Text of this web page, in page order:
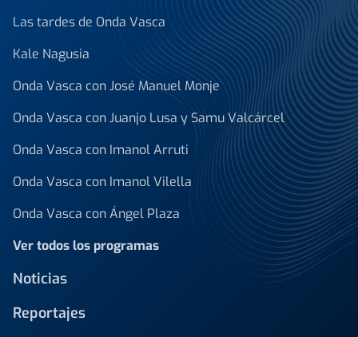
Las tardes de Onda Vasca
Kale Nagusia
Onda Vasca con José Manuel Monje
Onda Vasca con Juanjo Lusa y Samu Valcárcel
Onda Vasca con Imanol Arruti
Onda Vasca con Imanol Vilella
Onda Vasca con Ángel Plaza
Ver todos los programas
Noticias
Reportajes